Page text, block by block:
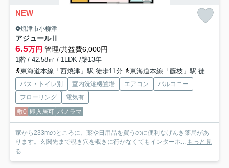
NEW
焼津市小柳津
アジュールⅡ
6.5万円 管理/共益費6,000円
1階 / 42.58㎡ / 1LDK /築13年
東海道本線「西焼津」駅 徒歩11分
東海道本線「藤枝」駅 徒歩42分
バス・トイレ別 室内洗濯機置場 エアコン
バルコニー
フローリング
電気有
敷0 即入居可 パノラマ
家から233mのところに、薬や日用品を買うのに便利なげんき薬局があ
ります。玄関先まで覗き穴を覗きに行かなくてもインターホ...
もっと見
る